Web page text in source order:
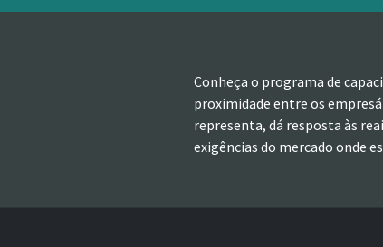
Conheça o programa de
proximidade entre os
representa, dá resposta às
exigências do mercado onde